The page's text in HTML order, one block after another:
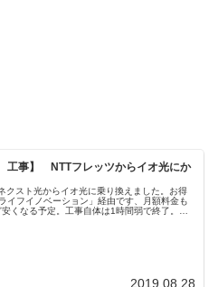
工事】 NTTフレッツからイオ光にか
クスト光からイオ光に乗り換えました。お得
イフイノベーション」経由です、月額料金も
くなる予定。工事自体は1時間弱で終了。＠
2019.08.28